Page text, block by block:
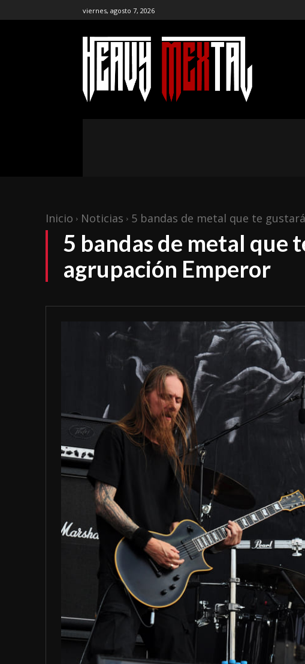
viernes, agosto 7, 2026
Inicio Noticias 5 bandas de metal que te
5 bandas de metal que
agrupación Emperor